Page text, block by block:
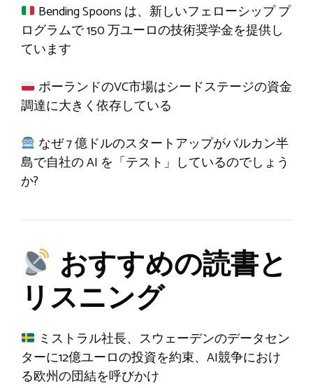
Bending Spoons は、新しいフェローシップ プ
ログラムで 150 万ユーロの技術奨学金を提供し
ています
ポーランドのVC市場はシードステージの資金
調達に大きく依存している
なぜ 7 億ドルのスタートアップがバルカン半
島で自社の AI を「テスト」しているのでしょう
か?
おすすめの読書と
リスニング
ミストラル社長、スウェーデンのデータセン
ターに12億ユーロの投資を約束、AI競争におけ
る欧州の団結を呼びかけ